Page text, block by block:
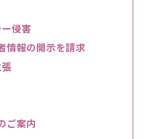
侵害
情報の開示を請求
ご案内